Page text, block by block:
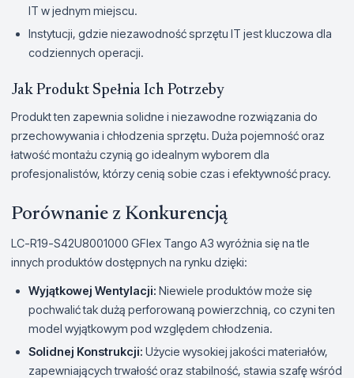
IT w jednym miejscu.
Instytucji, gdzie niezawodność sprzętu IT jest kluczowa dla
codziennych operacji.
Jak Produkt Spełnia Ich Potrzeby
Produkt ten zapewnia solidne i niezawodne rozwiązania do
przechowywania i chłodzenia sprzętu. Duża pojemność oraz
łatwość montażu czynią go idealnym wyborem dla
profesjonalistów, którzy cenią sobie czas i efektywność pracy.
Porównanie z Konkurencją
LC-R19-S42U8001000 GFlex Tango A3 wyróżnia się na tle
innych produktów dostępnych na rynku dzięki:
Wyjątkowej Wentylacji: Niewiele produktów może się
pochwalić tak dużą perforowaną powierzchnią, co czyni ten
model wyjątkowym pod względem chłodzenia.
Solidnej Konstrukcji: Użycie wysokiej jakości materiałów,
zapewniających trwałość oraz stabilność, stawia szafę wśród